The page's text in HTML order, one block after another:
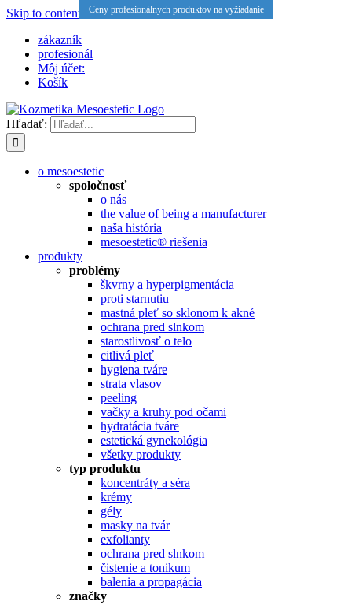
Skip to content
zákazník
profesionál
Môj účet:
Košík
Hľadať:
o mesoestetic
spoločnosť
o nás
the value of being a manufacturer
naša história
mesoestetic® riešenia
produkty
problémy
škvrny a hyperpigmentácia
proti starnutiu
mastná pleť so sklonom k ​​akné
ochrana pred slnkom
starostlivosť o telo
citlivá pleť
hygiena tváre
strata vlasov
peeling
vačky a kruhy pod očami
hydratácia tváre
estetická gynekológia
všetky produkty
typ produktu
koncentráty a séra
krémy
gély
masky na tvár
exfolianty
ochrana pred slnkom
čistenie a tonikum
balenia a propagácia
značky
Ceny profesionálnych produktov na vyžiadanie
Ceny profesionálnych produktov na vyžiadanie
Ceny profesionálnych produktov na vyžiadanie